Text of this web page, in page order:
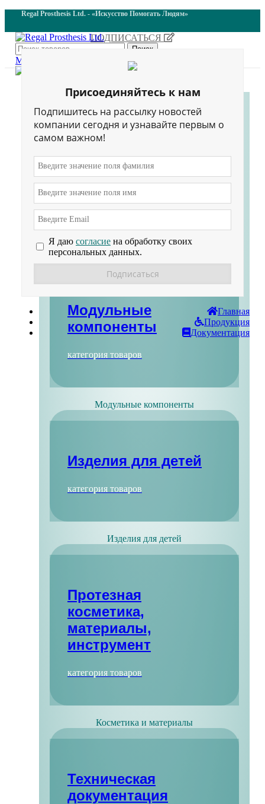
Regal Prosthesis Ltd. - «Искусство Помогать Людям»
ПОДПИСАТЬСЯ
Присоединяйтесь к нам
Подпишитесь на рассылку новостей
компании сегодня и узнавайте первым о
самом важном!
Я даю согласие на обработку своих
персональных данных.
Главная
Продукция
Документация
Поиск
Меню
Силиконовые
косметические
изделия
категория товаров
Силиконовые изделия
Модульные
компоненты
категория товаров
Модульные компоненты
Изделия для детей
категория товаров
Изделия для детей
Протезная
косметика,
материалы,
инструмент
категория товаров
Косметика и материалы
Техническая
документация